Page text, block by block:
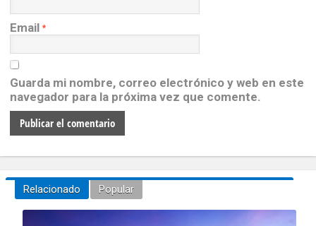
Email *
Guarda mi nombre, correo electrónico y web en este
navegador para la próxima vez que comente.
Relacionado Popular